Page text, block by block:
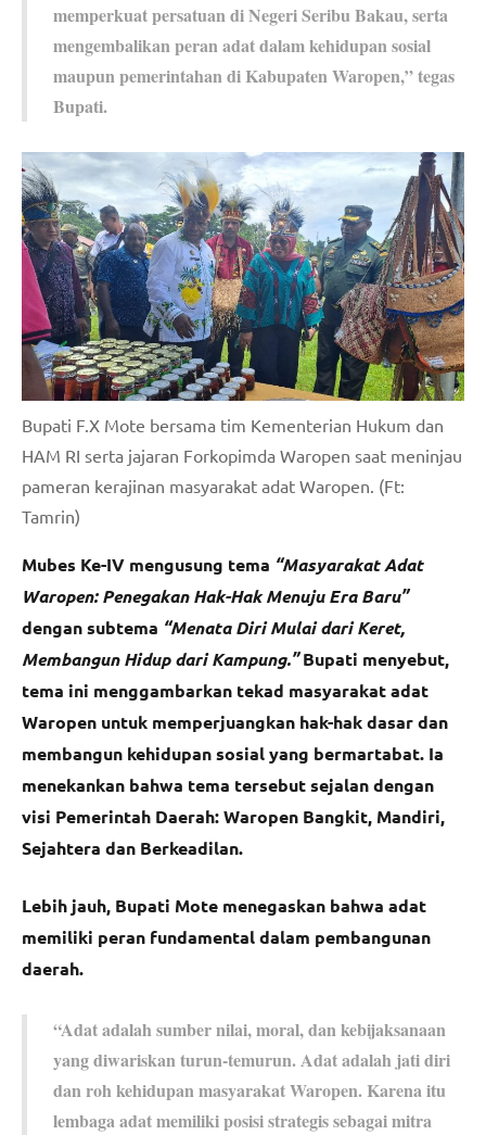
memperkuat persatuan di Negeri Seribu Bakau, serta
mengembalikan peran adat dalam kehidupan sosial
maupun pemerintahan di Kabupaten Waropen,” tegas
Bupati.
Bupati F.X Mote bersama tim Kementerian Hukum dan
HAM RI serta jajaran Forkopimda Waropen saat meninjau
pameran kerajinan masyarakat adat Waropen. (Ft:
Tamrin)
Mubes Ke-IV mengusung tema “Masyarakat Adat
Waropen: Penegakan Hak-Hak Menuju Era Baru”
dengan subtema “Menata Diri Mulai dari Keret,
Membangun Hidup dari Kampung.”Bupati menyebut,
tema ini menggambarkan tekad masyarakat adat
Waropen untuk memperjuangkan hak-hak dasar dan
membangun kehidupan sosial yang bermartabat. Ia
menekankan bahwa tema tersebut sejalan dengan
visi Pemerintah Daerah: Waropen Bangkit, Mandiri,
Sejahtera dan Berkeadilan.
Lebih jauh, Bupati Mote menegaskan bahwa adat
memiliki peran fundamental dalam pembangunan
daerah.
“Adat adalah sumber nilai, moral, dan kebijaksanaan
yang diwariskan turun-temurun. Adat adalah jati diri
dan roh kehidupan masyarakat Waropen. Karena itu
lembaga adat memiliki posisi strategis sebagai mitra